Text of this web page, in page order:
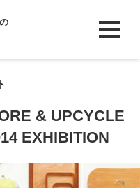
& UPCYCLE
EXHIBITION